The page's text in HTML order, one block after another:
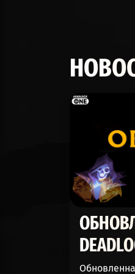
BEBOP
WRAITH